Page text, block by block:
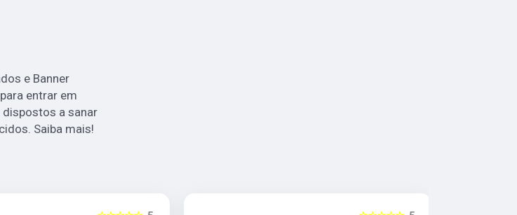
e Banner
entrar em
a sanar
Saiba mais!